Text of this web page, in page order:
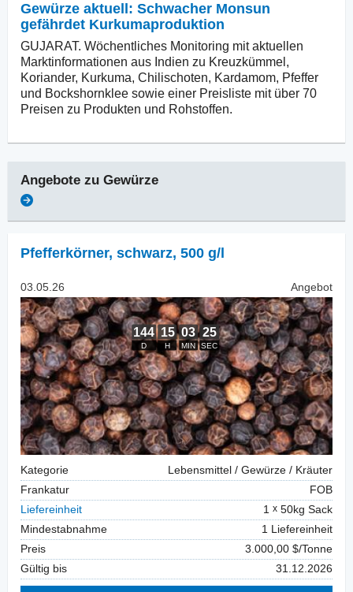
Gewürze aktuell: Schwacher Monsun
gefährdet Kurkumaproduktion
GUJARAT. Wöchentliches Monitoring mit aktuellen
Marktinformationen aus Indien zu Kreuzkümmel,
Koriander, Kurkuma, Chilischoten, Kardamom, Pfeffer
und Bockshornklee sowie einer Preisliste mit über 70
Preisen zu Produkten und Rohstoffen.
Angebote zu Gewürze
Pfefferkörner, schwarz, 500 g/l
03.05.26 Angebot
Kategorie
Lebensmittel / Gewürze / Kräuter
Frankatur
FOB
Liefereinheit
1
50kg Sack
Mindestabnahme
1 Liefereinheit
Preis
3.000,00 $/Tonne
Gültig bis
31.12.2026